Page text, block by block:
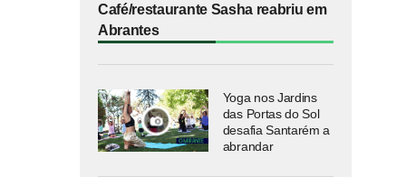
Café/restaurante Sasha reabriu em
Abrantes
Yoga nos Jardins
das Portas do Sol
desafia Santarém a
abrandar